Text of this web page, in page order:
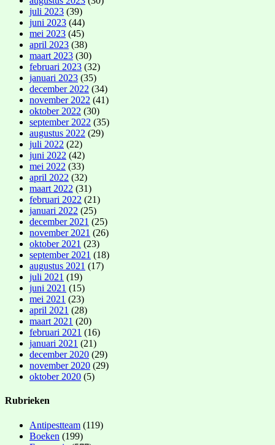
juli 2023 (39)
juni 2023 (44)
mei 2023 (45)
april 2023 (38)
maart 2023 (30)
februari 2023 (32)
januari 2023 (35)
december 2022 (34)
november 2022 (41)
oktober 2022 (30)
september 2022 (35)
augustus 2022 (29)
juli 2022 (22)
juni 2022 (42)
mei 2022 (33)
april 2022 (32)
maart 2022 (31)
februari 2022 (21)
januari 2022 (25)
december 2021 (25)
november 2021 (26)
oktober 2021 (23)
september 2021 (18)
augustus 2021 (17)
juli 2021 (19)
juni 2021 (15)
mei 2021 (23)
april 2021 (28)
maart 2021 (20)
februari 2021 (16)
januari 2021 (21)
december 2020 (29)
november 2020 (29)
oktober 2020 (5)
Rubrieken
Antipestteam (119)
Boeken (199)